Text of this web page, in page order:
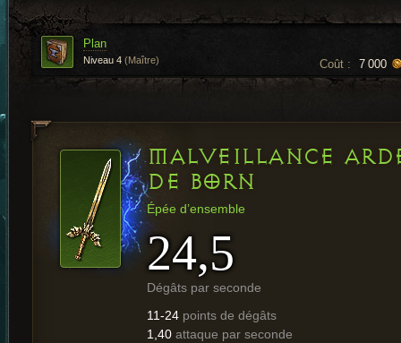
Coût : 7 000
Plan
Niveau 4 (Maître)
MALVEILLANCE
DE BORN
Épée d’ensemble
24,5
Dégâts par seconde
11-24 points de dégâts
1,40 attaque par seconde